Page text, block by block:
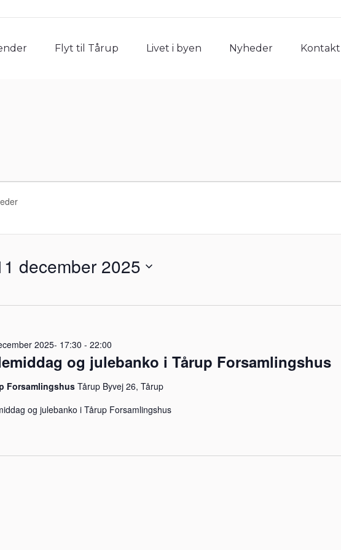
Flyt til Tårup Livet i byen Nyheder Kontakt
december 2025
og julebanko i Tårup Forsamlingshus
2025- 17:30 -22:00
ForsamlingshusTårup Byvej 26, Tårup
og julebanko i Tårup Forsamlingshus
Flyt til Tårup Livet i byen Nyheder Kontakt